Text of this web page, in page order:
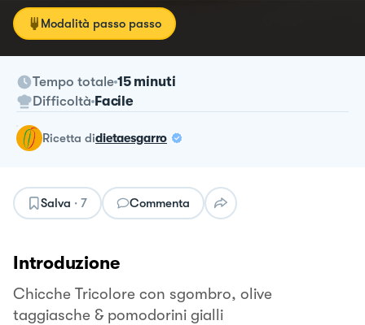
Modalità passo passo
Tempo totale 15 minuti
Difficoltà Facile
ricetta didietaesgarro
Salva · 7 Commenta
Introduzione
Chicche Tricolore con sgombro, olive
taggiasche & pomodorini gialli